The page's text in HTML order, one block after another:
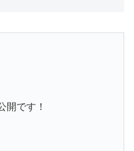
開です！